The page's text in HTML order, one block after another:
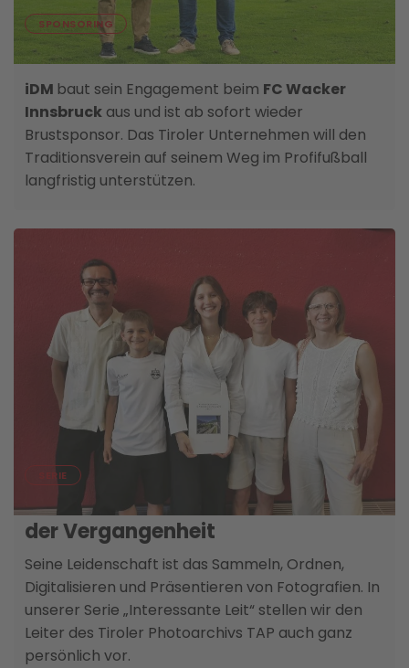
SPONSORING
iDM zurück auf Wacker Trikot
iDM baut sein Engagement beim FC Wacker
Innsbruck aus und ist ab sofort wieder
Brustsponsor. Das Tiroler Unternehmen will den
Traditionsverein auf seinem Weg im Profifußball
langfristig unterstützen.
SERIE 06. AUGUST
Historiker Martin Kofler – Detektiv
der Vergangenheit
Seine Leidenschaft ist das Sammeln, Ordnen,
Digitalisieren und Präsentieren von Fotografien. In
unserer Serie „Interessante Leit“ stellen wir den
Leiter des Tiroler Photoarchivs TAP auch ganz
persönlich vor.